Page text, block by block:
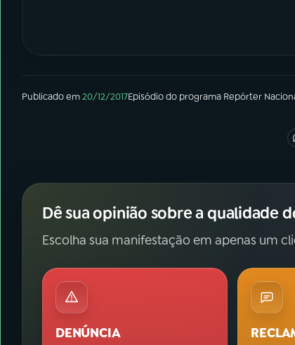
Publicado em20/12/2017Episódiodo programa Repórter
Dê sua opinião sobre a qualidade
Escolha sua manifestação em apenas um
DENÚNCIA